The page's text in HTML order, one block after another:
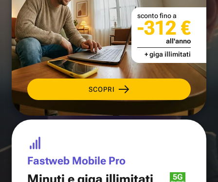
SCOPRI
sconto fino a
-312 €
all'anno
+ giga illimitati
Fastweb Mobile Pro
Minuti e giga illimitati